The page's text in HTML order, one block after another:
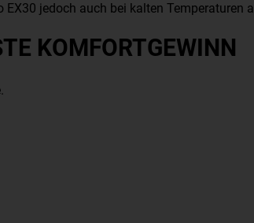
jedoch auch bei kalten Temperaturen
KOMFORTGEWINN